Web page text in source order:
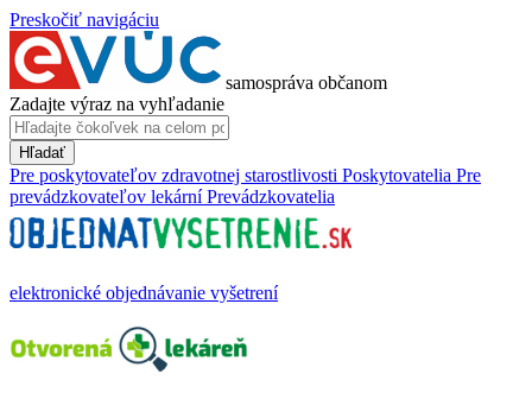
Preskočiť navigáciu
samospráva občanom
Zadajte výraz na vyhľadanie
Hľadať
Pre poskytovateľov zdravotnej starostlivosti Poskytovatelia Pre
prevádzkovateľov lekární Prevádzkovatelia
elektronické objednávanie vyšetrení